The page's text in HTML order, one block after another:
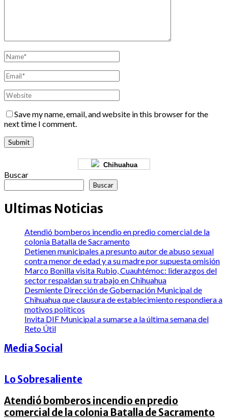
Save my name, email, and website in this browser for the
next time I comment.
Chihuahua
Buscar
Buscar
Ultimas Noticias
Atendió bomberos incendio en predio comercial de la
colonia Batalla de Sacramento
Detienen municipales a presunto autor de abuso sexual
contra menor de edad y a su madre por supuesta omisión
Marco Bonilla visita Rubio, Cuauhtémoc: liderazgos del
sector respaldan su trabajo en Chihuahua
Desmiente Dirección de Gobernación Municipal de
Chihuahua que clausura de establecimiento respondiera a
motivos políticos
Invita DIF Municipal a sumarse a la última semana del
Reto Útil
Media Social
Lo Sobresaliente
Atendió bomberos incendio en predio
comercial de la colonia Batalla de Sacramento